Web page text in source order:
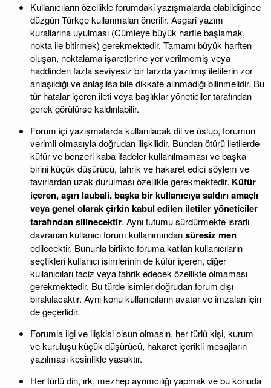
Kullanıcıların özellikle forumdaki yazışmalarda olabildiğince
düzgün Türkçe kullanmaları önerilir. Asgari yazım
kurallarına uyulması (Cümleye büyük harfle başlamak,
nokta ile bitirmek) gerekmektedir. Tamamı büyük harften
oluşan, noktalama işaretlerine yer verilmemiş veya
haddinden fazla seviyesiz bir tarzda yazılmış iletilerin zor
anlaşıldığı ve anlaşılsa bile dikkate alınmadığı bilinmelidir. Bu
tür hatalar içeren ileti veya başlıklar yöneticiler tarafından
gerek görülürse kaldırılabilir.
Forum içi yazışmalarda kullanılacak dil ve üslup, forumun
verimli olmasıyla doğrudan ilişkilidir. Bundan ötürü iletilerde
küfür ve benzeri kaba ifadeler kullanılmaması ve başka
birini küçük düşürücü, tahrik ve hakaret edici söylem ve
tavırlardan uzak durulması özellikle gerekmektedir. Küfür
içeren, aşırı laubali, başka bir kullanıcıya saldırı amaçlı
veya genel olarak çirkin kabul edilen iletiler yöneticiler
tarafından silinecektir. Aynı tutumu sürdürmekte ısrarlı
davranan kullanıcı forum kullanımındansüresiz men
edilecektir. Bununla birlikte foruma katılan kullanıcıların
seçtikleri kullanıcı isimlerinin de küfür içeren, diğer
kullanıcıları taciz veya tahrik edecek özellikte olmaması
gerekmektedir. Bu türde isimler doğrudan forum dışı
bırakılacaktır. Aynı konu kullanıcıların avatar ve imzaları için
de geçerlidir.
Forumla ilgi ve ilişkisi olsun olmasın, her türlü kişi, kurum
ve kuruluşu küçük düşürücü, hakaret içerikli mesajların
yazılması kesinlikle yasaktır.
Her türlü din, ırk, mezhep ayrımcılığı yapmak ve bu konuda